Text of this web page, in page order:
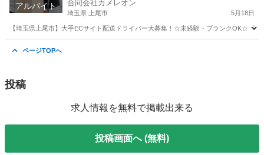
アルバイト 合同会社カメレオン
埼玉県 上尾市 5月18日
【埼玉県上尾市】大手ECサイト配送ドライバー大募集！☆未経験・ブランクOK☆ 「
ページTOPへ
投稿
求人情報を無料で掲載出来る
投稿画面へ (無料)